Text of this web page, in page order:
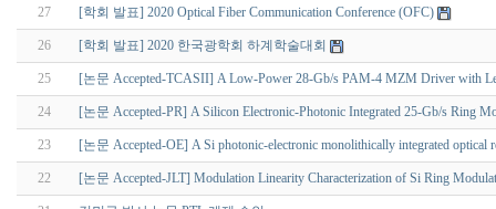
27 [학회 발표] 2020 Optical Fiber Communication Conference (OFC)
26 [학회 발표] 2020 한국광학회 하계학술대회
25 [논문 Accepted-TCASII] A Low-Power 28-Gb/s PAM-4 MZM Driver with
24 [논문 Accepted-PR] A Silicon Electronic-Photonic Integrated 25-Gb/s Ring
23 [논문 Accepted-OE] A Si photonic-electronic monolithically integrated optical
22 [논문 Accepted-JLT] Modulation Linearity Characterization of Si Ring